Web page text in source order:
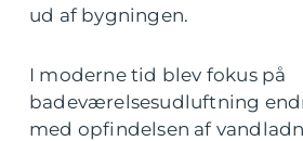
ud af bygningen.
I moderne tid blev fokus på
badeværelsesudluftning
med opfindelsen af